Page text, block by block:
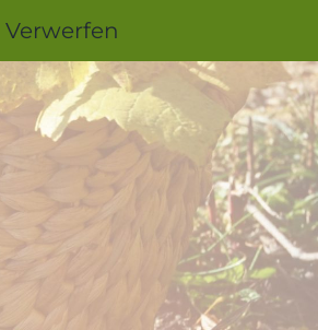
Verwerfen